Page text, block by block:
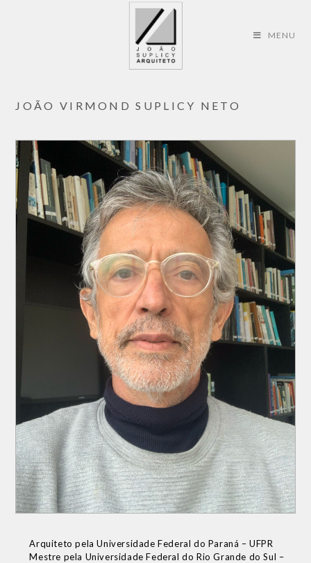
MENU
JOÃO VIRMOND SUPLICY NETO
Arquiteto pela Universidade Federal do Paraná – UFPR
Mestre pela Universidade Federal do Rio Grande do Sul –